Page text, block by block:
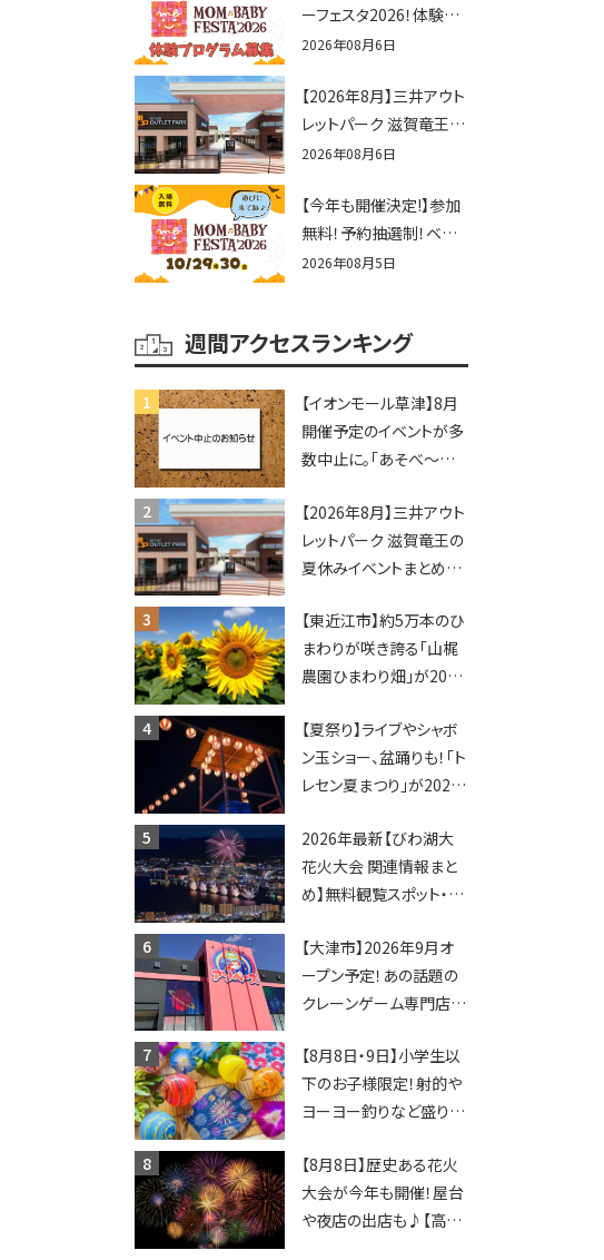
ーフェスタ2026！体験プ
ログラム募集♪赤ちゃん
せんか？
2026年08月6日
【2026年8月】三井アウト
レットパーク 滋賀竜王の
夏休みイベントまとめ！
辛グルメ・フォトコンテス
トまで盛りだくさん！
2026年08月6日
【今年も開催決定!】参加
無料！予約抽選制！ベビ
ーファミリー必見☆入場
2026！親子で楽しもう
♪inピエリ守山
2026年08月5日
週間アクセスランキング
【イオンモール草津】8月
開催予定のイベントが多
数中止に。「あそべ〜る
ショーなど
【2026年8月】三井アウト
レットパーク 滋賀竜王の
夏休みイベントまとめ！
辛グルメ・フォトコンテス
トまで盛りだくさん！
【東近江市】約5万本のひ
まわりが咲き誇る「山梶
農園ひまわり畑」が2026
ポットやキッチンカーも
登場！何度も入園できる
フリーパスも販売★
【夏祭り】ライブやシャボ
ン玉ショー、盆踊りも！「ト
レセン夏まつり」が2026
2026年最新【びわ湖大
花火大会 関連情報まと
め】無料観覧スポット・同
ップ・交通規制に近隣施
設の駐車場情報なども
要チェック★
【大津市】2026年9月オ
ープン予定！あの話題の
クレーンゲーム専門店
ってくる！豊郷店に続く滋
賀2店舗目★
【8月8日・9日】小学生以
下のお子様限定！射的や
ヨーヨー釣りなど盛りだ
ちびっこ縁日開催♪【モリ
ーブ】
【8月8日】歴史ある花火
大会が今年も開催！屋台
や夜店の出店も♪【高宮